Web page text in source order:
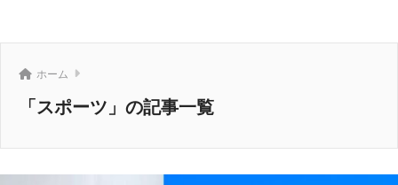
ホーム
「スポーツ」の記事一覧